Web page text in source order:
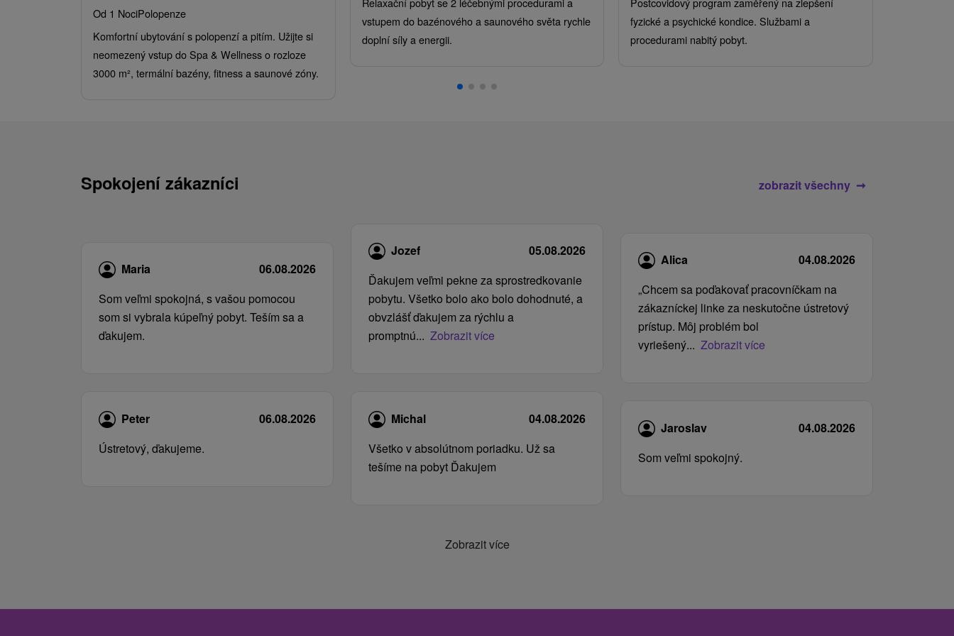
Od 1 NociPolopenze
Komfortní ubytování s polopenzí a pitím. Užijte si
neomezený vstup do Spa & Wellness o rozloze
3000 m², termální bazény, fitness a saunové zóny.
vstupem do bazénového a saunového světa rychle
doplní síly a energii.
fyzické a psychické kondice. Službami a
procedurami nabitý pobyt.
Spokojení zákazníci zobrazit všechny
Maria
06.08.2026
Som veľmi spokojná, s vašou pomocou
som si vybrala kúpeľný pobyt. Teším sa a
ďakujem.
Peter
06.08.2026
Ústretový, ďakujeme.
Jozef
05.08.2026
Ďakujem veľmi pekne za sprostredkovanie
pobytu. Všetko bolo ako bolo dohodnuté, a
obvzlášť ďakujem za rýchlu a
promptnú... Zobrazit více
Michal
04.08.2026
Všetko v absolútnom poriadku. Už sa
tešíme na pobyt Ďakujem
Alica
04.08.2026
„Chcem sa poďakovať pracovníčkam na
zákazníckej linke za neskutočne ústretový
prístup. Môj problém bol
vyriešený... Zobrazit více
Jaroslav
04.08.2026
Som veľmi spokojný.
Zobrazit více